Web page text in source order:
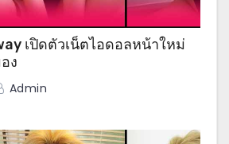
เปิดตัวเน็ตไอดอลหน้าใหม่
ง
Admin